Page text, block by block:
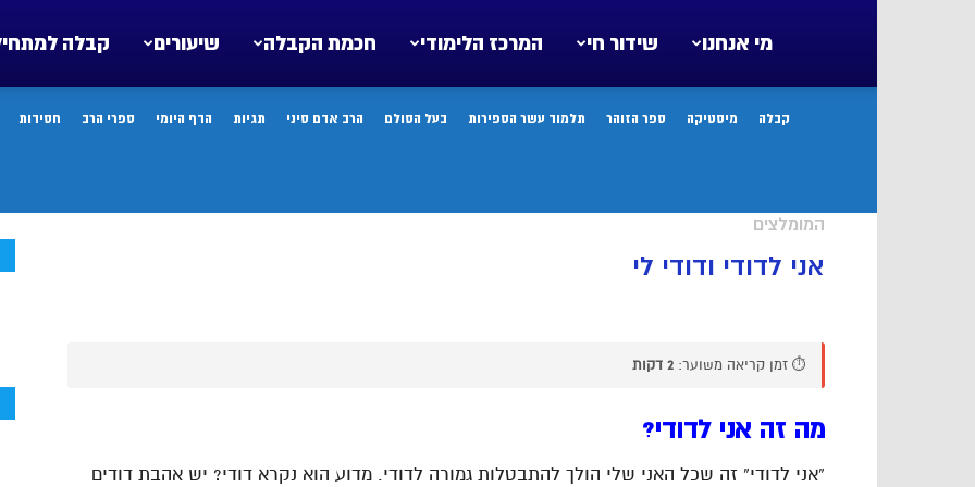
קבלה שיעורים חכמת הקבלה המרכז הלימודי שידור חי מי אנחנו
קבלה מיסטיקה ספר הזוהר תלמוד עשר הספירות בעל הסולם הרב אדם סיני תגיות הדף היומי ספרי הרב חסידות
המומלצים
אני לדודי ודודי לי
⏱️ זמן קריאה משוער: 2 דקות
מה זה אני לדודי?
“אני לדודי” זה שכל האני שלי הולך להתבטלות גמורה לדודי. מדוע הוא נקרא דודי? יש אהבת דודים